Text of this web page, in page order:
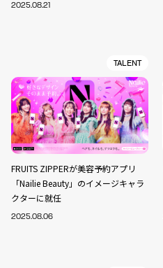
2025.08.21
TALENT
FRUITS ZIPPERが美容予約アプリ
「Nailie Beauty」のイメージキャラ
クターに就任
2025.08.06